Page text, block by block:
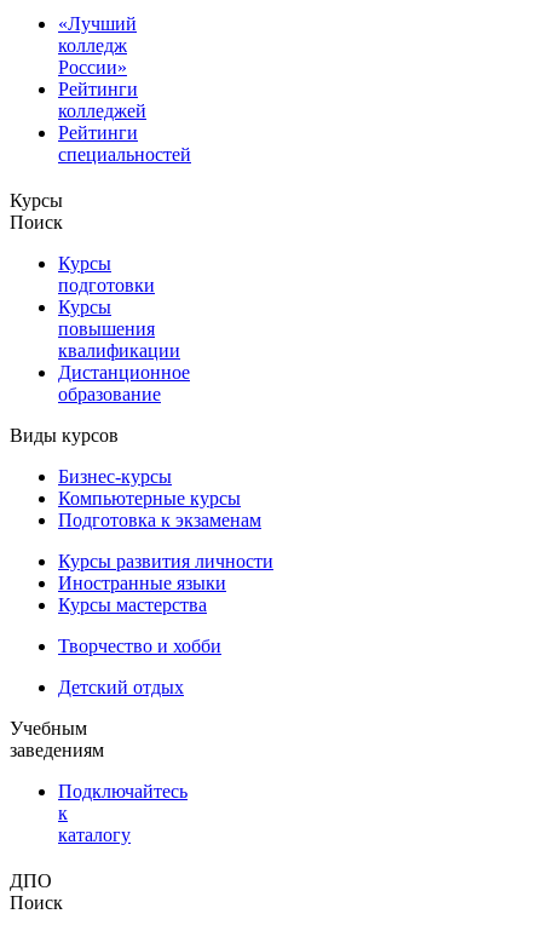
«Лучший
колледж
России»
Рейтинги
колледжей
Рейтинги
специальностей
Курсы
Поиск
Курсы
подготовки
Курсы
повышения
квалификации
Дистанционное
образование
Виды курсов
Бизнес-курсы
Компьютерные курсы
Подготовка к экзаменам
Курсы развития личности
Иностранные языки
Курсы мастерства
Творчество и хобби
Детский отдых
Учебным
заведениям
Подключайтесь
к
каталогу
ДПО
Поиск